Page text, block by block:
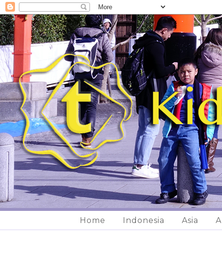
Home Indonesia Asia